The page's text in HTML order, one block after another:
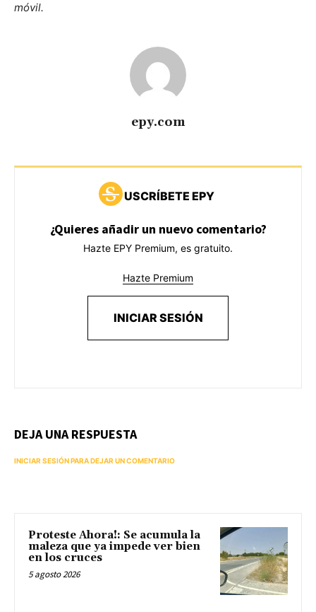
móvil.
epy.com
USCRÍBETE EPY
¿Quieres añadir un nuevo comentario?
Hazte EPY Premium, es gratuito.
Hazte Premium
INICIAR SESIÓN
DEJA UNA RESPUESTA
INICIAR SESIÓN PARA DEJAR UN COMENTARIO
Proteste Ahora!: Se acumula la
maleza que ya impede ver bien
en los cruces
5 agosto 2026